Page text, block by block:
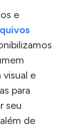
e
e
para
seu
de